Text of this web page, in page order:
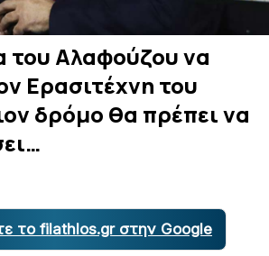
του Αλαφούζου να
Ερασιτέχνη του
δρόμο θα πρέπει να
το filathlos.gr στην Google